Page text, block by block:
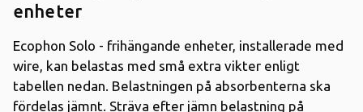
enheter
Ecophon Solo - frihängande enheter, installerade med
wire, kan belastas med små extra vikter enligt
tabellen nedan. Belastningen på absorbenterna ska
fördelas jämnt. Sträva efter jämn belastning på